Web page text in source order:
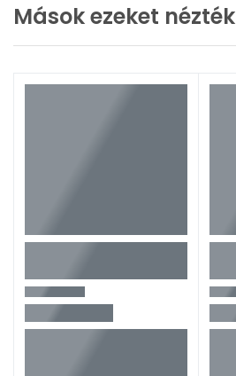
Mások ezeket nézték